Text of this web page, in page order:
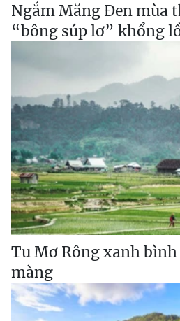
Ngắm Măng Đen mùa
“bông súp lơ” khổng
Tu Mơ Rông xanh bình
màng